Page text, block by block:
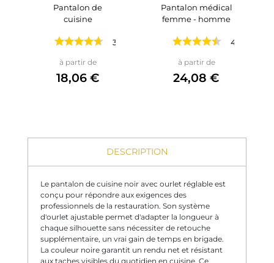
Pantalon de
cuisine
3 avis
à partir dePrix
18,06 €
Pantalon médical
femme - homme
4 avis
à partir dePrix
24,08 €
DESCRIPTION
Le pantalon de cuisine noir avec ourlet réglable est
conçu pour répondre aux exigences des
professionnels de la restauration. Son système
d'ourlet ajustable permet d'adapter la longueur à
chaque silhouette sans nécessiter de retouche
supplémentaire, un vrai gain de temps en brigade.
La couleur noire garantit un rendu net et résistant
aux taches visibles du quotidien en cuisine. Ce